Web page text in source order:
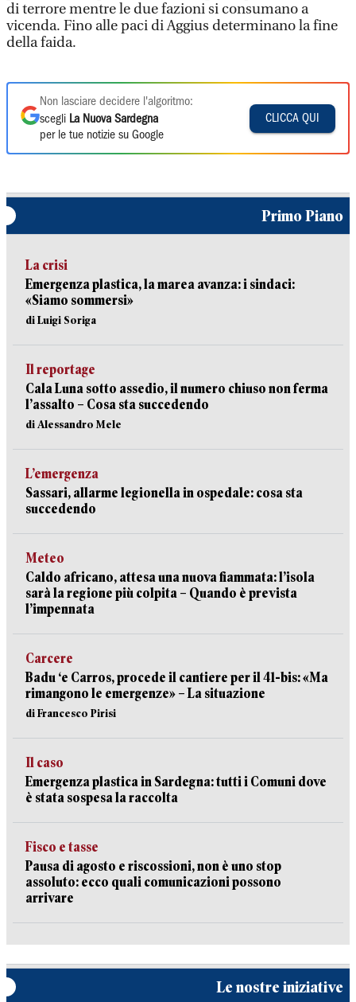
di terrore mentre le due fazioni si consumano a
vicenda. Fino alle paci di Aggius determinano la fine
della faida.
Non lasciare decidere l'algoritmo:
scegli La Nuova Sardegna
per le tue notizie su Google
CLICCA QUI
Primo Piano
La crisi
Emergenza plastica, la marea avanza: i sindaci:
«Siamo sommersi»
di Luigi Soriga
Il reportage
Cala Luna sotto assedio, il numero chiuso non ferma
l’assalto – Cosa sta succedendo
di Alessandro Mele
L’emergenza
Sassari, allarme legionella in ospedale: cosa sta
succedendo
Meteo
Caldo africano, attesa una nuova fiammata: l’isola
sarà la regione più colpita – Quando è prevista
l’impennata
Carcere
Badu ‘e Carros, procede il cantiere per il 41-bis: «Ma
rimangono le emergenze» – La situazione
di Francesco Pirisi
Il caso
Emergenza plastica in Sardegna: tutti i Comuni dove
è stata sospesa la raccolta
Fisco e tasse
Pausa di agosto e riscossioni, non è uno stop
assoluto: ecco quali comunicazioni possono
arrivare
Le nostre iniziative